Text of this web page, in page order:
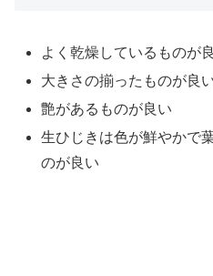
よく乾燥しているものが
大きさの揃ったものが良
艶があるものが良い
生ひじきは色が鮮やかで
のが良い